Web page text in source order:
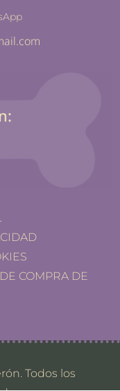
COMPRA DE
Todos los